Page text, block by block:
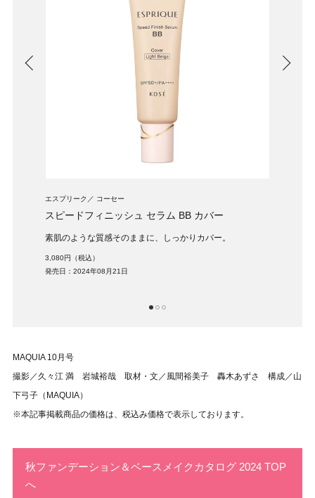
エスプリーク コーセー
スピードフィニッシュ セラム BB カバー
素肌のような質感そのままに、しっかりカバー。
3,080円（税込）
発売日：2024年08月21日
MAQUIA 10月号
撮影／久々江 満 岩城裕哉 取材・文／風間裕美子 轟木あずさ 構成／山
下弓子（MAQUIA）
※本記事掲載商品の価格は、税込み価格で表示しております。
秋ファンデーション＆ベースメイクカタログ 2024 TOP
へ